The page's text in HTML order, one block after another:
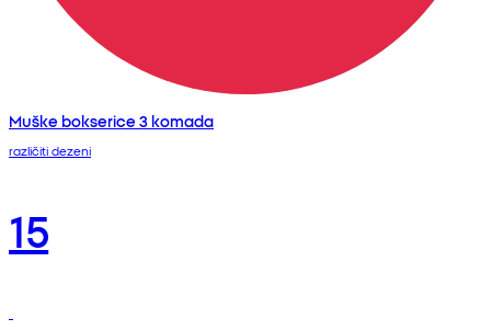
Muške bokserice 3 komada
različiti dezeni
15